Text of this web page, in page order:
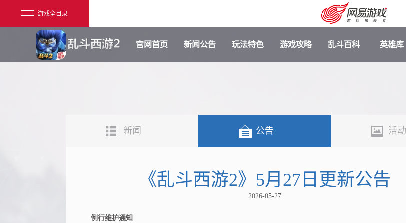
游戏全目录
官网首页 新闻公告 玩法特色 游戏攻略 乱斗百科 英雄库
新闻 公告 活动
《乱斗西游2》5月27日更新公告
2026-05-27
例行维护通知